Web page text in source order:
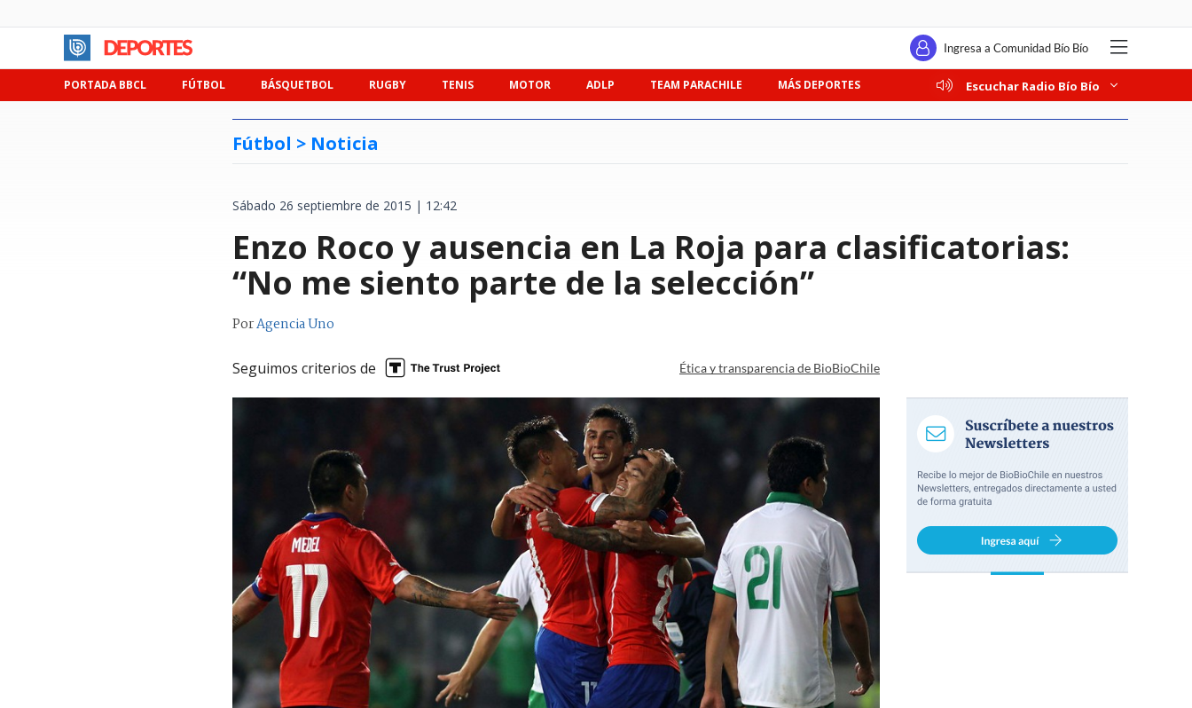
Ingresa a Comunidad Bío Bío
PORTADA BBCL FÚTBOL BÁSQUETBOL RUGBY TENIS MOTOR ADLP TEAM PARACHILE MÁS DEPORTES Escuchar Radio Bío Bío
Fútbol > Noticia
Sábado 26 septiembre de 2015 | 12:42
Enzo Roco y ausencia en La Roja para clasificatorias:
“No me siento parte de la selección”
PorAgencia Uno
Seguimos criterios de Ética y transparencia de BioBioChile